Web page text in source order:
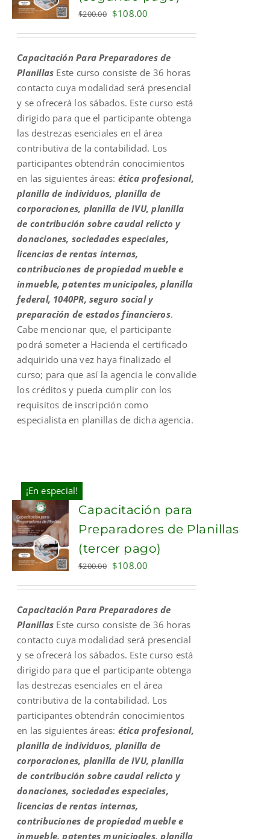
$200.00 Original
$200.00.
$108.00
$108.00.
Capacitación Para Preparadores de
Planillas Este curso consiste de 36 horas
contacto cuya modalidad será presencial
y se ofrecerá los sábados. Este curso está
dirigido para que el participante obtenga
las destrezas esenciales en el área
contributiva de la contabilidad. Los
participantes obtendrán conocimientos
en las siguientes áreas: ética profesional,
planilla de individuos, planilla de
corporaciones, planilla de IVU, planilla
de contribución sobre caudal relicto y
donaciones, sociedades especiales,
licencias de rentas internas,
contribuciones de propiedad mueble e
inmueble, patentes municipales, planilla
federal, 1040PR, seguro social y
preparación de estados financieros.
Cabe mencionar que, el participante
podrá someter a Hacienda el certificado
adquirido una vez haya finalizado el
curso; para que así la agencia le convalide
los créditos y pueda cumplir con los
requisitos de inscripción como
especialista en planillas de dicha agencia.
¡En especial!
ADD TO
CART
Capacitación para
Preparadores de Planillas
(tercer pago)
$200.00 Original
$200.00.
$108.00
$108.00.
Capacitación Para Preparadores de
Planillas Este curso consiste de 36 horas
contacto cuya modalidad será presencial
y se ofrecerá los sábados. Este curso está
dirigido para que el participante obtenga
las destrezas esenciales en el área
contributiva de la contabilidad. Los
participantes obtendrán conocimientos
en las siguientes áreas: ética profesional,
planilla de individuos, planilla de
corporaciones, planilla de IVU, planilla
de contribución sobre caudal relicto y
donaciones, sociedades especiales,
licencias de rentas internas,
contribuciones de propiedad mueble e
inmueble, patentes municipales, planilla